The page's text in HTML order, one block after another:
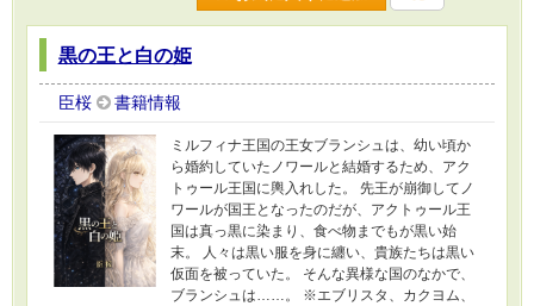
黒の王と白の姫
臣桜 書籍情報
ミルフィナ王国の王女ブランシュは、幼い頃か
ら婚約していたノワールと結婚するため、アク
トゥール王国に輿入れした。 先王が崩御してノ
ワールが国王となったのだが、アクトゥール王
国は真っ黒に染まり、食べ物までもが黒い始
末。 人々は黒い服を身に纏い、貴族たちは黒い
仮面を被っていた。 そんな異様な国のなかで、
ブランシュは……。 ※エブリスタ、カクヨム、